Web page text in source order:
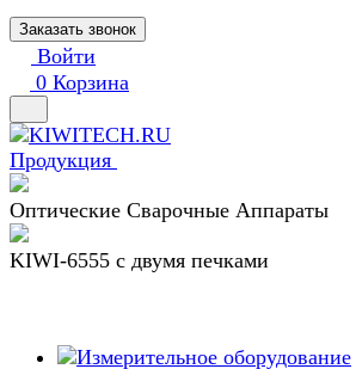
Заказать звонок
Войти
0 Корзина
Продукция
Оптические Сварочные Аппараты
KIWI-6555 c двумя печками